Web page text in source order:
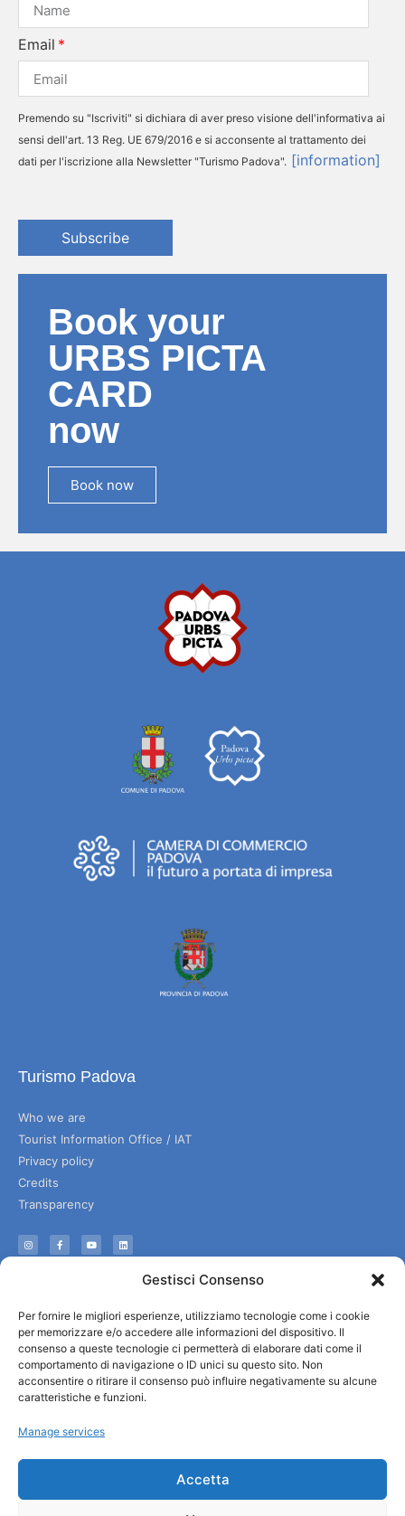
Gestisci Consenso
Per fornire le migliori esperienze, utilizziamo tecnologie come i cookie
per memorizzare e/o accedere alle informazioni del dispositivo. Il
consenso a queste tecnologie ci permetterà di elaborare dati come il
comportamento di navigazione o ID unici su questo sito. Non
acconsentire o ritirare il consenso può influire negativamente su alcune
caratteristiche e funzioni.
Manage services
Accetta
Email
Premendo su "Iscriviti" si dichiara di aver preso visione dell'informativa ai
sensi dell'art. 13 Reg. UE 679/2016 e si acconsente al trattamento dei
dati per l'iscrizione alla Newsletter "Turismo Padova". [information]
Subscribe
Book your
URBS PICTA
CARD
now
Book now
Turismo Padova
Who we are
Tourist Information Office / IAT
Privacy policy
Credits
Transparency
Useful services
Brochures